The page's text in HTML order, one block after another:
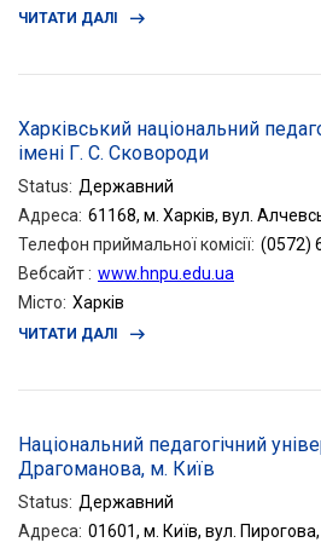
ЧИТАТИ ДАЛІ
Харківський національний
імені Г. С. Сковороди
Status: Державний
Адреса: 61168, м. Харків, вул.
Телефон приймальної комісії: (0572)
Вебсайт : www.hnpu.edu.ua
Місто: Харків
ЧИТАТИ ДАЛІ
Національний педагогічний
Драгоманова, м. Київ
Status: Державний
Адреса: 01601, м. Київ, вул.